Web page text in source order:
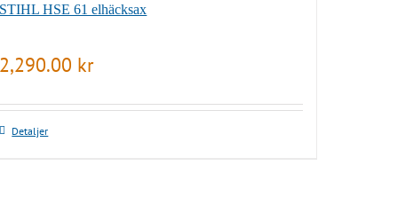
STIHL HSE 61 elhäcksax
2,290.00 kr
Detaljer